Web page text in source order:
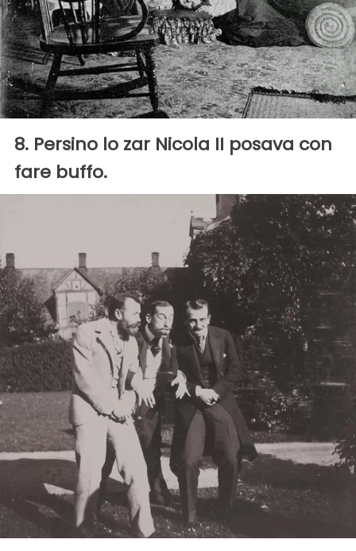
8. Persino lo zar Nicola II posava con
fare buffo.